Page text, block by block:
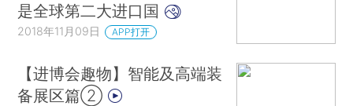
是全球第二大进口国
2018年11月09日 APP打开
【进博会趣物】智能及高端装
备展区篇②